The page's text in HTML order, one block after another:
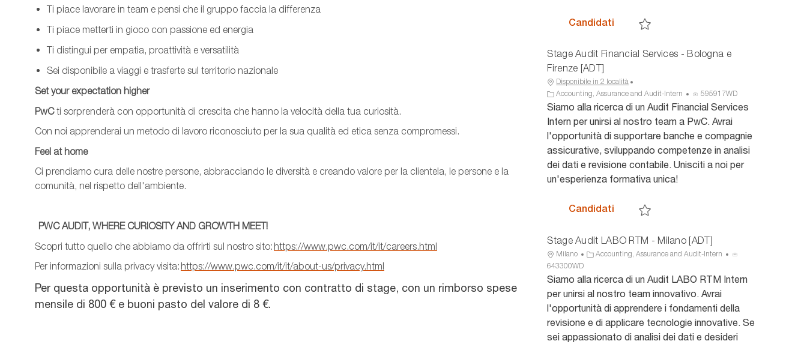
Ti piace lavorare in team e pensi che il gruppo faccia la differenza
Ti piace metterti in gioco con passione ed energia
Ti distingui per empatia, proattività e versatilità
Sei disponibile a viaggi e trasferte sul territorio nazionale
Setyour expectation higher
PwCti sorprenderà con opportunità di crescita che hanno la velocità della tua curiosità.
Con noi apprenderai un metodo di lavoro riconosciuto per la sua qualità ed etica senza compromessi.
Feel athome
Ci prendiamo cura delle nostre persone, abbracciando le diversità e creando valore per la clientela, le persone e la
comunità, nel rispetto dell'ambiente.
PWC AUDIT, WHERE CURIOSITY AND GROWTH MEET!
Scopri tutto quello che abbiamo da offrirti sul nostro sito: https://www.pwc.com/it/it/careers.html
Per informazioni sulla privacy visita: https://www.pwc.com/it/it/about-us/privacy.html
Per questa opportunità è previsto un inserimento con contratto di stage, con un rimborso spese
mensile di 800 € e buoni pasto del valore di 8 €.
Candidati Stage Audit Financial Services - Roma
Stage Audit Financial Services - Bologna e
Firenze [ADT]
Disponibile in 2 località
C
a
t
g
o
r
i
Accounting, Assurance and Audit-Intern
I
D
a
n
u
n
595917WD
Siamo alla ricerca di un Audit Financial Services
Intern per unirsi al nostro team a PwC. Avrai
l'opportunità di supportare banche e compagnie
assicurative, sviluppando competenze in analisi
dei dati e revisione contabile. Unisciti a noi per
un'esperienza formativa unica!
Candidati Stage Audit Financial Services -
Stage Audit LABO RTM - Milano [ADT]
U
b
i
a
z
i
o
Milano
C
t
o
r
i
Accounting, Assurance and Audit-Intern
I
a
u
n
c
643300WD
Siamo alla ricerca di un Audit LABO RTM Intern
per unirsi al nostro team innovativo. Avrai
l'opportunità di apprendere i fondamenti della
revisione e di applicare tecnologie innovative. Se
sei appassionato di analisi dei dati e desideri